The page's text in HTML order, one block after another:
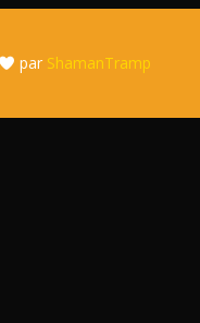
par ShamanTramp